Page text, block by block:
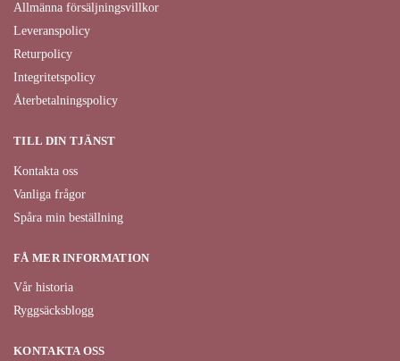
Allmänna försäljningsvillkor
Leveranspolicy
Returpolicy
Integritetspolicy
Återbetalningspolicy
TILL DIN TJÄNST
Kontakta oss
Vanliga frågor
Spåra min beställning
FÅ MER INFORMATION
Vår historia
Ryggsäcksblogg
KONTAKTA OSS